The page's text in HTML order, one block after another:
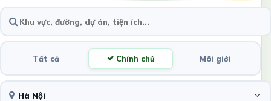
Tất cả Chính chủ Môi giới
Hà Nội